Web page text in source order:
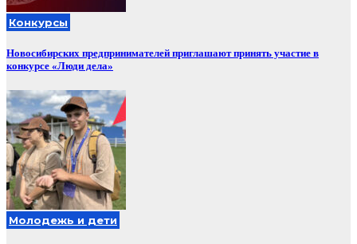
Конкурсы
Новосибирских предпринимателей приглашают принять участие в
конкурсе «Люди дела»
Молодежь и дети